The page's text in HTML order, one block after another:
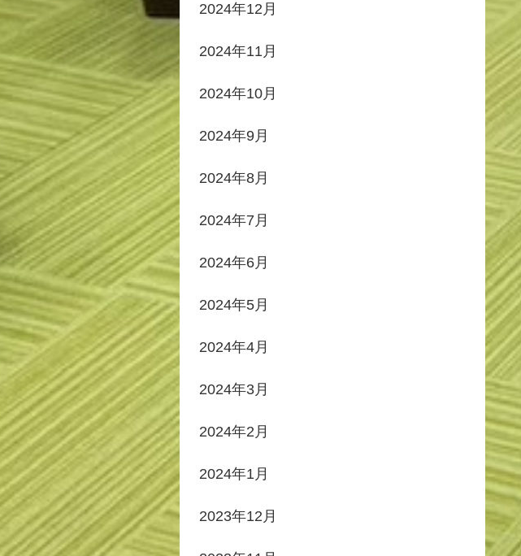
2024年12月
2024年11月
2024年10月
2024年9月
2024年8月
2024年7月
2024年6月
2024年5月
2024年4月
2024年3月
2024年2月
2024年1月
2023年12月